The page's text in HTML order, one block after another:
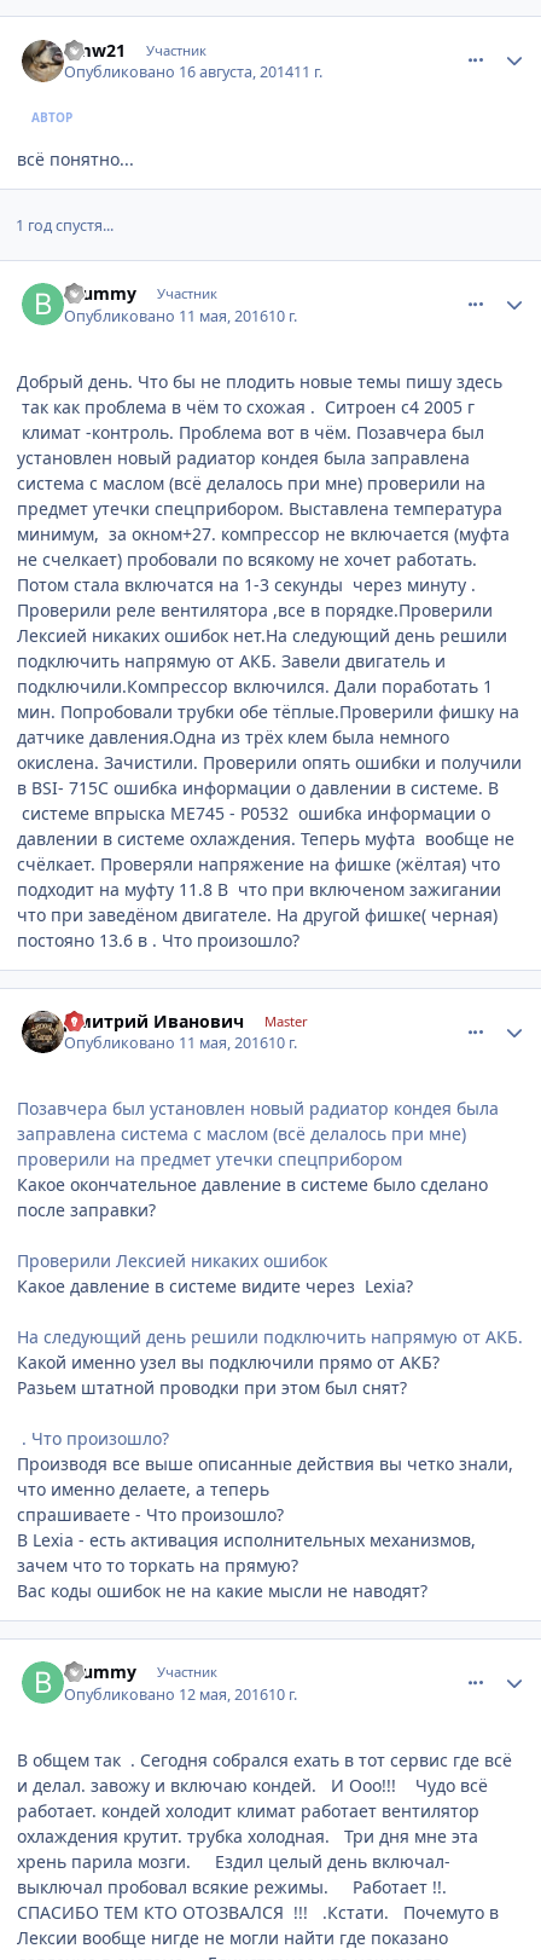
bmw21 Участник
Опубликовано 16 августа, 201411 г.
АВТОР
всё понятно...
1 год спустя...
brummy Участник
Опубликовано 11 мая, 201610 г.
Добрый день. Что бы не плодить новые темы пишу здесь
так как проблема в чём то схожая . Ситроен с4 2005 г
климат -контроль. Проблема вот в чём. Позавчера был
установлен новый радиатор кондея была заправлена
система с маслом (всё делалось при мне) проверили на
предмет утечки спецприбором. Выставлена температура
минимум, за окном+27. компрессор не включается (муфта
не счелкает) пробовали по всякому не хочет работать.
Потом стала включатся на 1-3 секунды через минуту .
Проверили реле вентилятора ,все в порядке.Проверили
Лексией никаких ошибок нет.На следующий день решили
подключить напрямую от АКБ. Завели двигатель и
подключили.Компрессор включился. Дали поработать 1
мин. Попробовали трубки обе тёплые.Проверили фишку на
датчике давления.Одна из трёх клем была немного
окислена. Зачистили. Проверили опять ошибки и получили
в BSI- 715C ошибка информации о давлении в системе. В
системе впрыска МЕ745 - Р0532 ошибка информации о
давлении в системе охлаждения. Теперь муфта вообще не
счёлкает. Проверяли напряжение на фишке (жёлтая) что
подходит на муфту 11.8 В что при включеном зажигании
что при заведёном двигателе. На другой фишке( черная)
постояно 13.6 в . Что произошло?
Дмитрий Иванович Master
Опубликовано 11 мая, 201610 г.
Позавчера был установлен новый радиатор кондея была
заправлена система с маслом (всё делалось при мне)
проверили на предмет утечки спецприбором
Какое окончательное давление в системе было сделано
после заправки?
Проверили Лексией никаких ошибок
Какое давление в системе видите через Lexia?
На следующий день решили подключить напрямую от АКБ.
Какой именно узел вы подключили прямо от АКБ?
Разьем штатной проводки при этом был снят?
. Что произошло?
Производя все выше описанные действия вы четко знали,
что именно делаете, а теперь
спрашиваете - Что произошло?
В Lexia - есть активация исполнительных механизмов,
зачем что то торкать на прямую?
Вас коды ошибок не на какие мысли не наводят?
brummy Участник
Опубликовано 12 мая, 201610 г.
В общем так . Сегодня собрался ехать в тот сервис где всё
и делал. завожу и включаю кондей. И Ооо!!! Чудо всё
работает. кондей холодит климат работает вентилятор
охлаждения крутит. трубка холодная. Три дня мне эта
хрень парила мозги. Ездил целый день включал-
выключал пробовал всякие режимы. Работает !!.
СПАСИБО ТЕМ КТО ОТОЗВАЛСЯ !!! .Кстати. Почемуто в
Лексии вообще нигде не могли найти где показано